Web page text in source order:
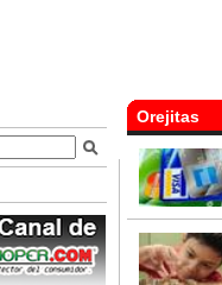
Orejitas